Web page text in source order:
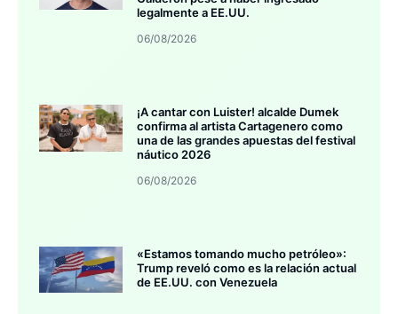
legalmente a EE.UU.
06/08/2026
¡A cantar con Luister! alcalde Dumek
confirma al artista Cartagenero como
una de las grandes apuestas del festival
náutico 2026
06/08/2026
«Estamos tomando mucho petróleo»:
Trump reveló como es la relación actual
de EE.UU. con Venezuela